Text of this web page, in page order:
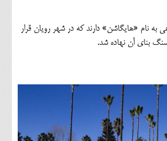
به نام «هایگاشن» دارند که در شهر رویان قرار
بنای آن نهاده شد.